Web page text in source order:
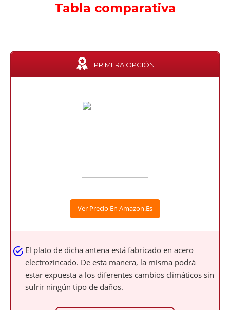
Tabla comparativa
PRIMERA OPCIÓN
Ver Precio En Amazon.es
El plato de dicha antena está fabricado en acero
electrozincado. De esta manera, la misma podrá
estar expuesta a los diferentes cambios climáticos sin
sufrir ningún tipo de daños.